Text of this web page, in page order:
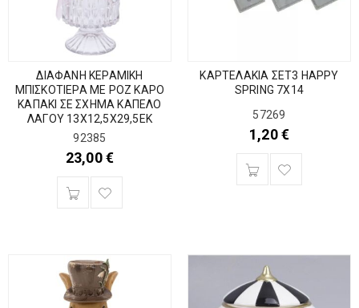
ΔΙΑΦΑΝΗ ΚΕΡΑΜΙΚΗ
ΜΠΙΣΚΟΤΙΕΡΑ ΜΕ ΡΟΖ ΚΑΡΟ
ΚΑΠΑΚΙ ΣΕ ΣΧΗΜΑ ΚΑΠΕΛΟ
ΛΑΓΟΥ 13Χ12,5Χ29,5ΕΚ
92385
23,00€
ΚΑΡΤΕΛΑΚΙΑ ΣΕΤ3 ΗΑΡΡΥ
SPRING 7Χ14
57269
1,20€